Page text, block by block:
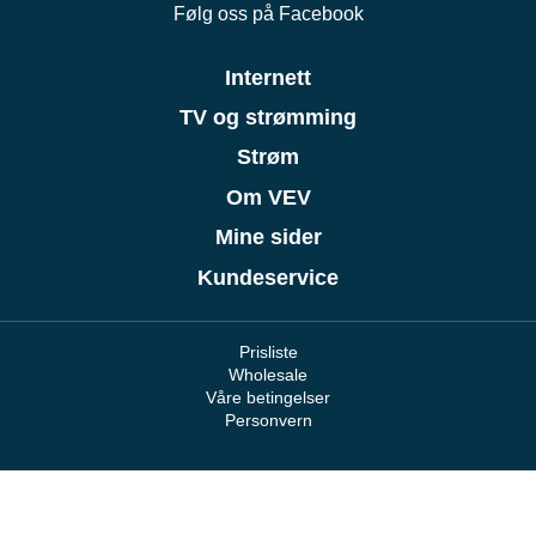
Følg oss på Facebook
Internett
TV og strømming
Strøm
Om VEV
Mine sider
Kundeservice
Prisliste
Wholesale
Våre betingelser
Personvern